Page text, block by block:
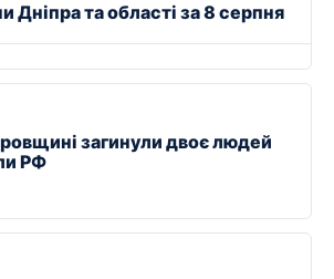
Дніпра та області за 8 серпня
загинули двоє людей
РФ